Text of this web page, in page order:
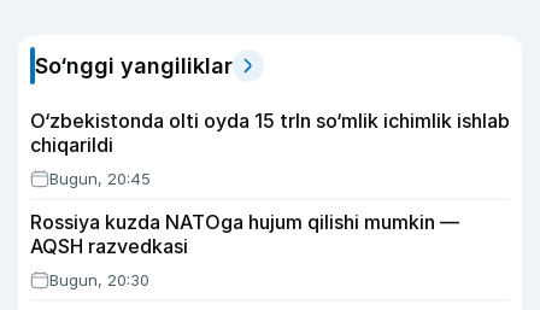
So‘nggi yangiliklar
O‘zbekistonda olti oyda 15 trln so‘mlik ichimlik ishlab
chiqarildi
Bugun, 20:45
Rossiya kuzda NATOga hujum qilishi mumkin —
AQSH razvedkasi
Bugun, 20:30